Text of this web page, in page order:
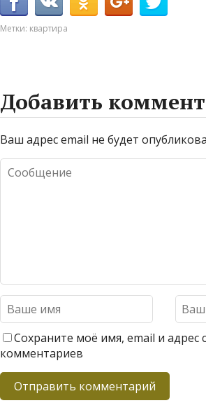
Метки: квартира
Добавить
Ваш адрес email не будет
Сохраните моё имя, email и
комментариев